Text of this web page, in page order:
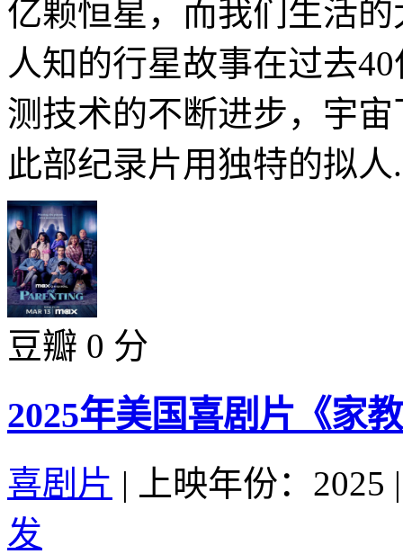
亿颗恒星，而我们生活
人知的行星故事在过去
测技术的不断进步，宇
此部纪录片用独特的拟
豆瓣 0 分
2025年美国喜剧片《家
喜剧片 | 上映年份：2025 |
发